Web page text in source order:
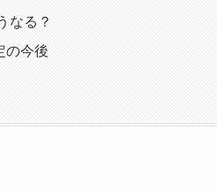
なる？
の今後